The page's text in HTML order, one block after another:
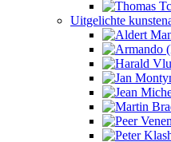
Uitgelichte